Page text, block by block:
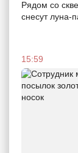
Рядом со
снесут луна-
15:59